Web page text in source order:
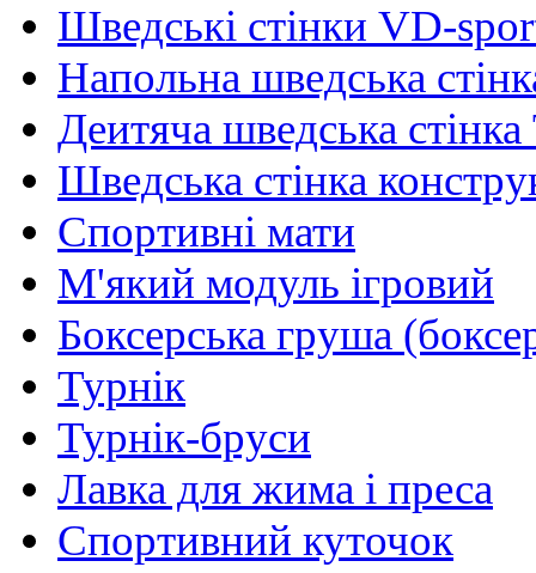
Шведські стінки VD-
Напольна шведська
Деитяча шведська
Шведська стінка
Спортивні мати
М'який модуль ігровий
Боксерська груша
Турнік
Турнік-бруси
Лавка для жима і преса
Спортивний куточок